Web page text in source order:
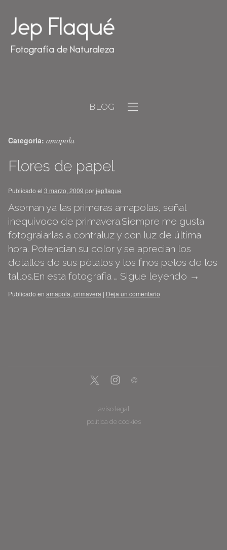
BLOG
Categoría: amapola
Flores de papel
Publicado el 3 marzo, 2009 porjepflaque
Asoman ya las primeras amapolas, señal
inequívoco de primavera.Siempre me gusta
fotograiarlas a contraluz y con luz de última
hora. Potencian su color y se aprecian los
detalles de sus pétalos y los finos pelos de los
tallos.En esta fotografía … Sigue leyendo →
Publicado en amapola, primavera | Deja un comentario
aviso legal
política de cookies